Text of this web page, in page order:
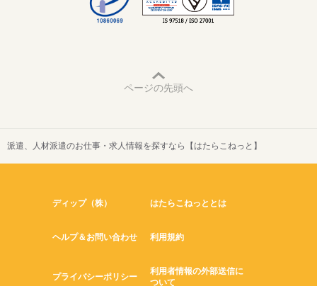
ページの先頭へ
派遣、人材派遣のお仕事・求人情報を探すなら【はたらこねっと】
ディップ（株） はたらこねっととは
ヘルプ＆お問い合わせ 利用規約
プライバシーポリシー
利用者情報の外部送信に
ついて